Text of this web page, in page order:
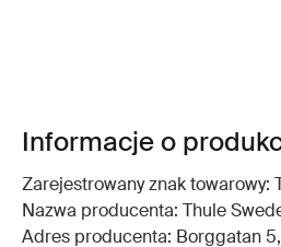
Informacje o
Zarejestrowany znak towarowy:
Nazwa producenta: Thule
Adres producenta: Borggatan